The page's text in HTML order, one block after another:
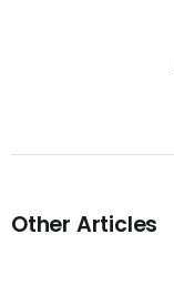
Other Articles